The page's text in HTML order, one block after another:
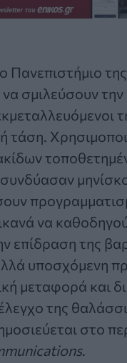
Πανεπιστήμιο της
σμιλεύσουν την
τάση.
να
επίδραση της
υποσχόμενη
μεταφορά και
έλεγχο της
στο
.